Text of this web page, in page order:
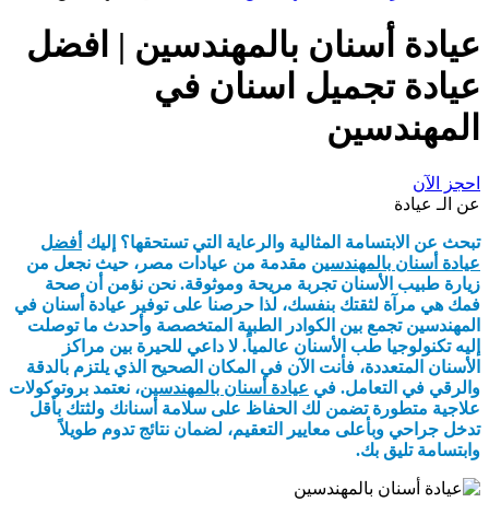
عيادة أسنان بالمهندسين | افضل
عيادة تجميل اسنان في
المهندسين
احجز الآن
عن الـ عيادة
تبحث عن الابتسامة المثالية والرعاية التي تستحقها؟ إليك أفضل
عيادة أسنان بالمهندسين مقدمة من عيادات مصر، حيث نجعل من
زيارة طبيب الأسنان تجربة مريحة وموثوقة. نحن نؤمن أن صحة
فمك هي مرآة لثقتك بنفسك، لذا حرصنا على توفير عيادة أسنان في
المهندسين تجمع بين الكوادر الطبية المتخصصة وأحدث ما توصلت
إليه تكنولوجيا طب الأسنان عالمياً. لا داعي للحيرة بين مراكز
الأسنان المتعددة، فأنت الآن في المكان الصحيح الذي يلتزم بالدقة
والرقي في التعامل. في عيادة أسنان بالمهندسين، نعتمد بروتوكولات
علاجية متطورة تضمن لك الحفاظ على سلامة أسنانك ولثتك بأقل
تدخل جراحي وبأعلى معايير التعقيم، لضمان نتائج تدوم طويلاً
وابتسامة تليق بك.